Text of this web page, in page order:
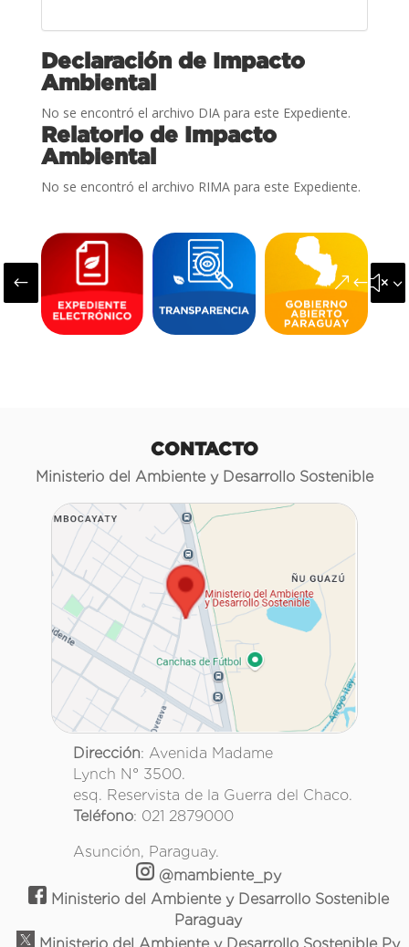
Declaración de Impacto
Ambiental
No se encontró el archivo DIA para este Expediente.
Relatorio de Impacto
Ambiental
No se encontró el archivo RIMA para este Expediente.
#
CONTACTO
Ministerio del Ambiente y Desarrollo Sostenible
Dirección: Avenida Madame
Lynch N° 3500.
esq. Reservista de la Guerra del Chaco.
Teléfono: 021 2879000
Asunción, Paraguay.
@mambiente_py
Ministerio del Ambiente y Desarrollo Sostenible
Paraguay